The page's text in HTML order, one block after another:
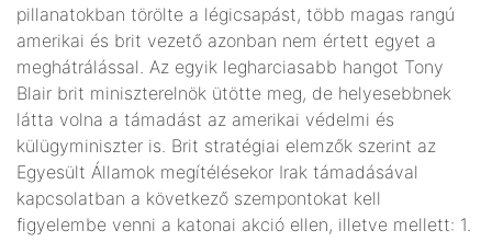
pillanatokban törölte a légicsapást, több magas rangú
amerikai és brit vezető azonban nem értett egyet a
meghátrálással. Az egyik legharciasabb hangot Tony
Blair brit miniszterelnök ütötte meg, de helyesebbnek
látta volna a támadást az amerikai védelmi és
külügyminiszter is. Brit stratégiai elemzők szerint az
Egyesült Államok megítélésekor Irak támadásával
kapcsolatban a következő szempontokat kell
figyelembe venni a katonai akció ellen, illetve mellett: 1.